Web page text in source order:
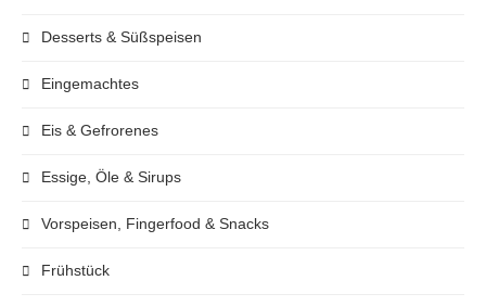
Desserts & Süßspeisen
Eingemachtes
Eis & Gefrorenes
Essige, Öle & Sirups
Vorspeisen, Fingerfood & Snacks
Frühstück